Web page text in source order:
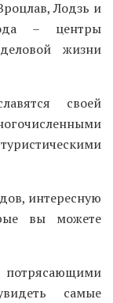
Лодзь и
– центры
жизни
своей
интересную
вы можете
самые